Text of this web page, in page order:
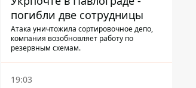
погибли две сотрудницы
Атака уничтожила сортировочное депо,
компания возобновляет работу по
резервным схемам.
19:03